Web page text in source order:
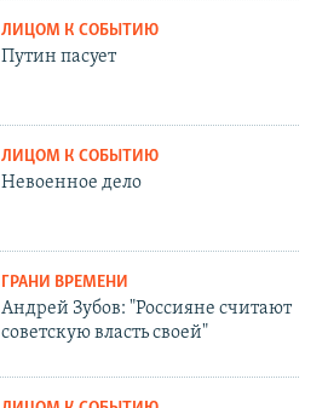
ЛИЦОМ К СОБЫТИЮ
Путин пасует
ЛИЦОМ К СОБЫТИЮ
Невоенное дело
ГРАНИ ВРЕМЕНИ
Андрей Зубов: "Россияне считают
советскую власть своей"